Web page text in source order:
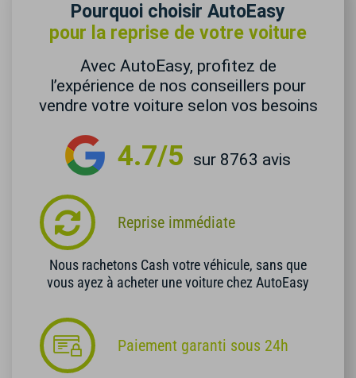
Pourquoi choisir AutoEasy
pour la reprise de votre voiture
Avec AutoEasy, profitez de
l’expérience de nos conseillers pour
vendre votre voiture selon vos besoins
4.7/5 sur 8763 avis
Reprise immédiate
Nous rachetons Cash votre véhicule, sans que
vous ayez à acheter une voiture chez AutoEasy
Paiement garanti sous 24h